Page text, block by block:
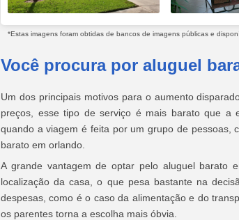
*Estas imagens foram obtidas de bancos de imagens públicas e
Você procura por aluguel
Um dos principais motivos para o aumento
preços, esse tipo de serviço é mais barato que a
quando a viagem é feita por um grupo de pessoas,
barato em orlando.
A grande vantagem de optar pelo aluguel barato
localização da casa, o que pesa bastante na
despesas, como é o caso da alimentação e do
os parentes torna a escolha mais óbvia.